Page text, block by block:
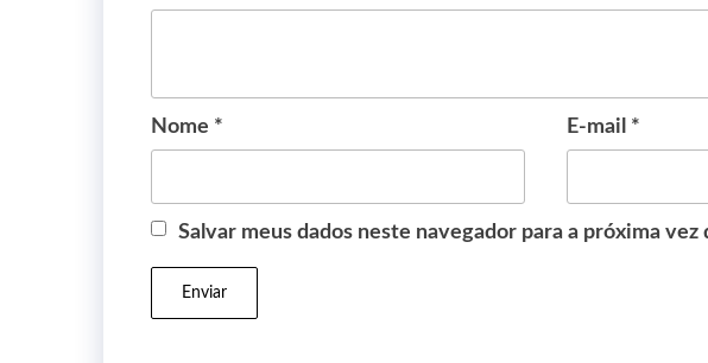
Nome * E-mail *
Salvar meus dados neste navegador para a próxima vez